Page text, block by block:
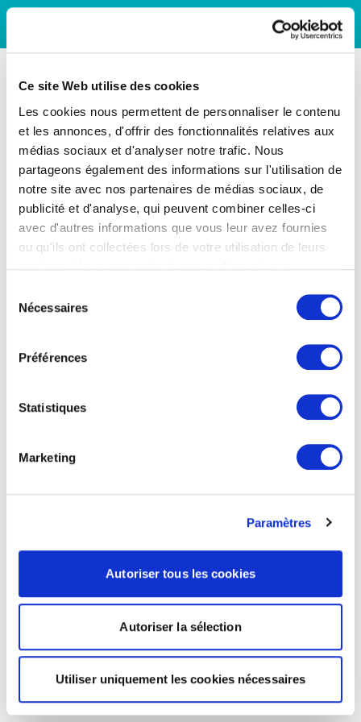
Ce site Web utilise des cookies
Les cookies nous permettent de personnaliser le contenu
et les annonces, d'offrir des fonctionnalités relatives aux
médias sociaux et d'analyser notre trafic. Nous
partageons également des informations sur l'utilisation de
notre site avec nos partenaires de médias sociaux, de
publicité et d'analyse, qui peuvent combiner celles-ci
avec d'autres informations que vous leur avez fournies
ou qu'ils ont collectées lors de votre utilisation de leurs
Nécessaires
Préférences
Statistiques
Marketing
Paramètres
Autoriser tous les cookies
Autoriser la sélection
Utiliser uniquement les cookies nécessaires